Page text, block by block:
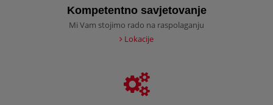
Kompetentno savjetovanje
Mi Vam stojimo rado na raspolaganju
Lokacije